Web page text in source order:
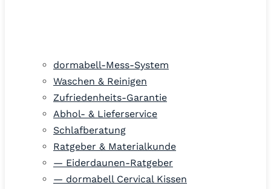
dormabell-Mess-System
Waschen & Reinigen
Zufriedenheits-Garantie
Abhol- & Lieferservice
Schlafberatung
Ratgeber & Materialkunde
— Eiderdaunen-Ratgeber
— dormabell Cervical Kissen